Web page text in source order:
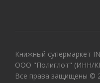
Книжный супермаркет
ООО "Полиглот" (ИНН/
Все права защищены ©